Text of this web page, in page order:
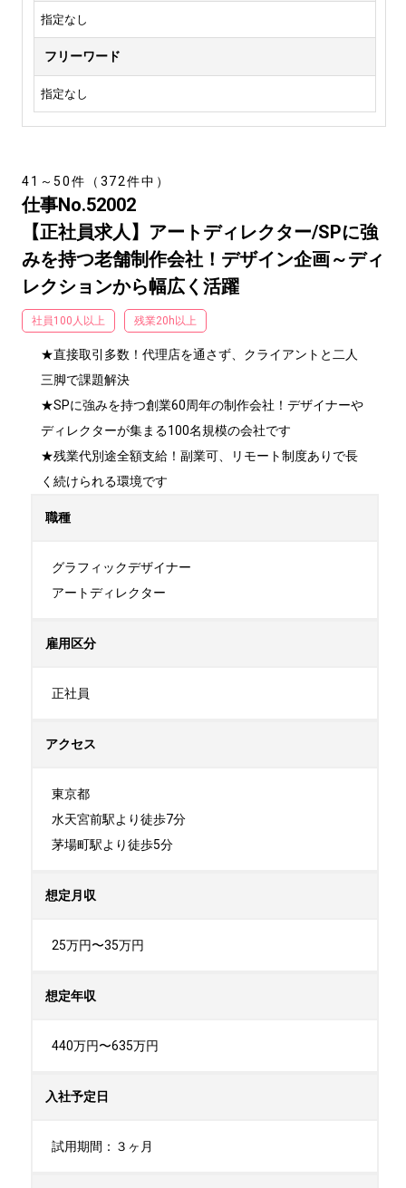
指定なし
フリーワード
指定なし
41～50件（372件中）
仕事No.52002
【正社員求人】アートディレクター/SPに強
みを持つ老舗制作会社！デザイン企画～ディ
レクションから幅広く活躍
社員100人以上 残業20h以上
★直接取引多数！代理店を通さず、クライアントと二人
三脚で課題解決
★SPに強みを持つ創業60周年の制作会社！デザイナーや
ディレクターが集まる100名規模の会社です
★残業代別途全額支給！副業可、リモート制度ありで長
く続けられる環境です
職種
グラフィックデザイナー
アートディレクター
雇用区分
正社員
アクセス
東京都
水天宮前駅より徒歩7分
茅場町駅より徒歩5分
想定月収
25万円〜35万円
想定年収
440万円〜635万円
入社予定日
試用期間：３ヶ月